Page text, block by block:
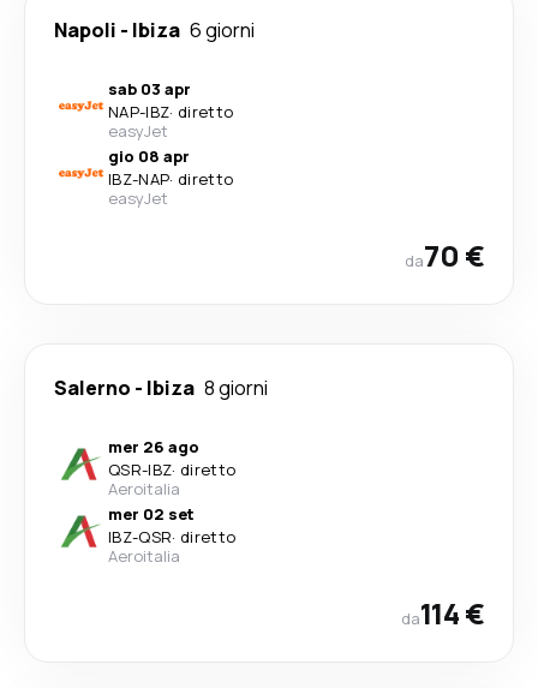
Napoli - Ibiza 6 giorni
sab 03 apr
NAP-IBZ· diretto
easyJet
gio 08 apr
IBZ-NAP· diretto
easyJet
da70 €
Salerno - Ibiza 8 giorni
mer 26 ago
QSR-IBZ· diretto
Aeroitalia
mer 02 set
IBZ-QSR· diretto
Aeroitalia
da114 €